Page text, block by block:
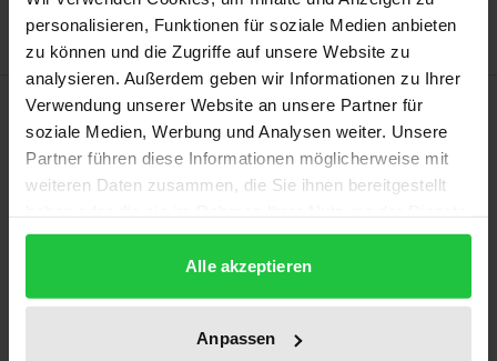
personalisieren, Funktionen für soziale Medien anbieten
zu können und die Zugriffe auf unsere Website zu
analysieren. Außerdem geben wir Informationen zu Ihrer
Verwendung unserer Website an unsere Partner für
soziale Medien, Werbung und Analysen weiter. Unsere
Partner führen diese Informationen möglicherweise mit
weiteren Daten zusammen, die Sie ihnen bereitgestellt
gesammelt haben.
Alle akzeptieren
Anpassen
Beschreibung
Das Werk bietet die Grundlegung einer Methode
professioneller Rechtsgeschäftsplanung für
Notar:innen und Rechtsanwält:innen. Durch die
Strukturierung des Entscheidungsprozesses von
Vertragsjurist:innen wird – neben einer
Arbeitserleichterung für diese – die bestmögliche